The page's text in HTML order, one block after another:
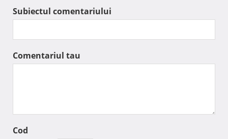
Subiectul comentariului
Comentariul tau
Cod